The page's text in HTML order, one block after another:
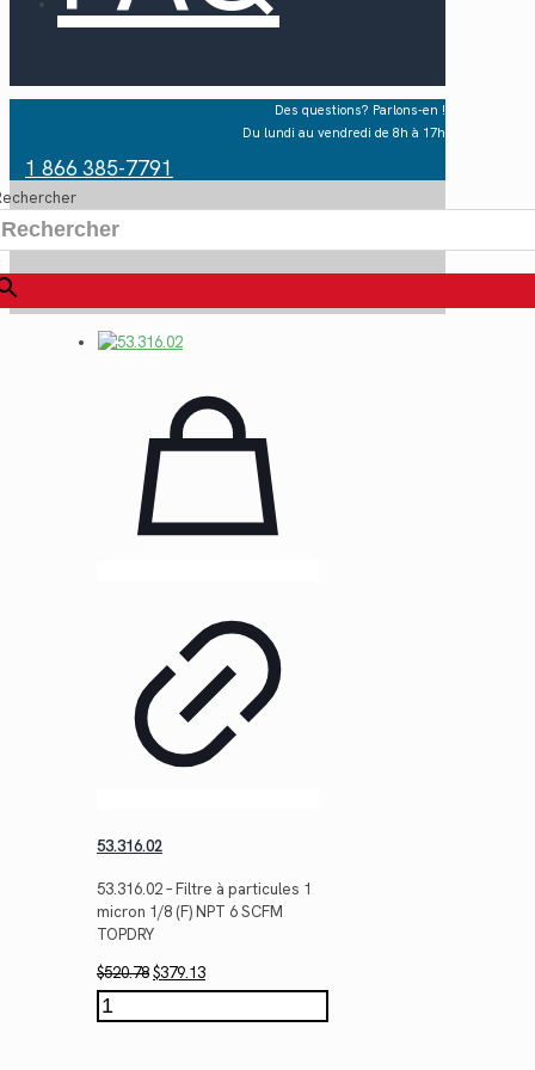
Des questions? Parlons-en !
Du lundi au vendredi de 8h à 17h
1 866 385-7791
53.316.02
53.316.02 – Filtre à particules 1
micron 1/8 (F) NPT 6 SCFM
TOPDRY
$520.78Le
prix
initial
$379.13Le
prix
actuel
quantité
de